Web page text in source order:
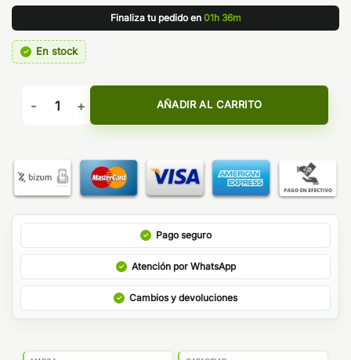
Finaliza tu pedido en 01h 36m
En stock
Aroma Supreme 10ml/60 Longfill - Premium Vaping cantidad
AÑADIR AL CARRITO
Pago seguro
Atención por WhatsApp
Cambios y devoluciones